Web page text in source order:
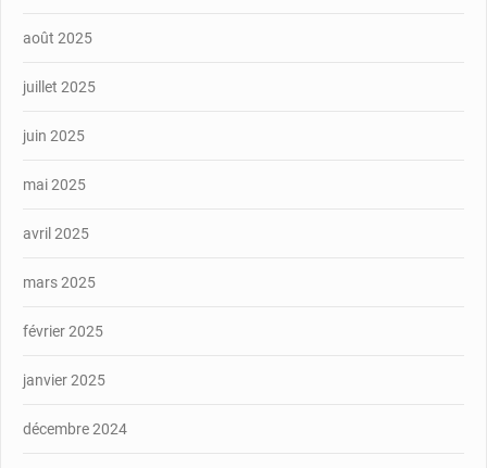
août 2025
juillet 2025
juin 2025
mai 2025
avril 2025
mars 2025
février 2025
janvier 2025
décembre 2024